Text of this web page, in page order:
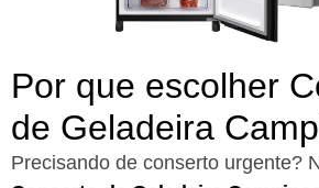
Por que escolher
de Geladeira
Precisando de conserto urgente?